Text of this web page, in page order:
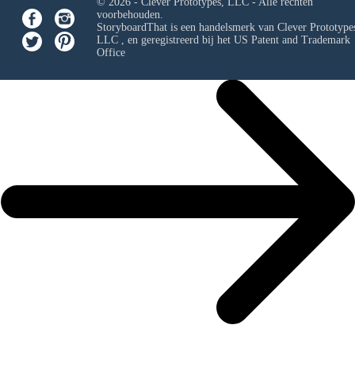
voorbehouden.
StoryboardThat is een handelsmerk van Clever
LLC, en geregistreerd bij het US Patent and Trademark
Office